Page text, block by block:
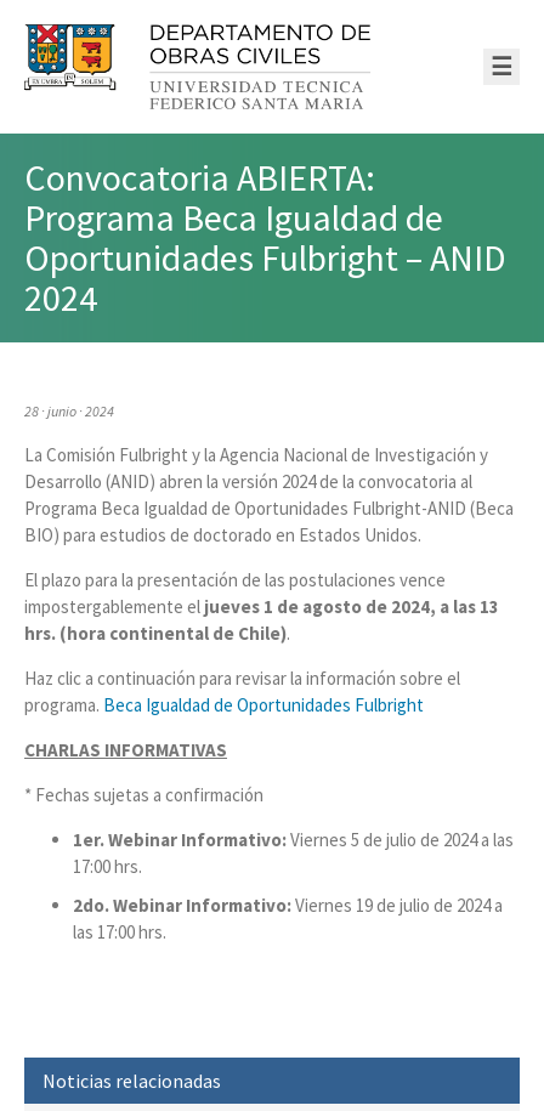
☰
Convocatoria ABIERTA:
Programa Beca Igualdad de
Oportunidades Fulbright – ANID
2024
28 · junio · 2024
La Comisión Fulbright y la Agencia Nacional de Investigación y
Desarrollo (ANID) abren la versión 2024 de la convocatoria al
Programa Beca Igualdad de Oportunidades Fulbright-ANID (Beca
BIO) para estudios de doctorado en Estados Unidos.
El plazo para la presentación de las postulaciones vence
impostergablemente el jueves 1 de agosto de 2024, a las 13
hrs. (hora continental de Chile).
Haz clic a continuación para revisar la información sobre el
programa. Beca Igualdad de Oportunidades Fulbright
CHARLAS INFORMATIVAS
* Fechas sujetas a confirmación
1er. Webinar Informativo:Viernes 5 de julio de 2024 a las
17:00 hrs.
2do. Webinar Informativo:Viernes 19 de julio de 2024 a
las 17:00 hrs.
Noticias relacionadas